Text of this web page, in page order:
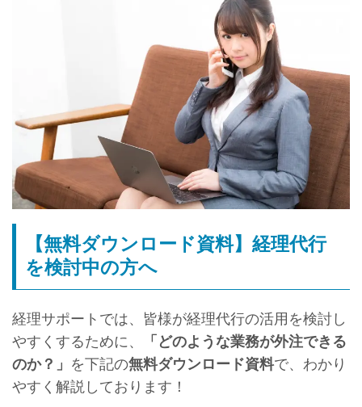
【無料ダウンロード資料】経理代行
を検討中の方へ
経理サポートでは、皆様が経理代行の活用を検討し
やすくするために、
「どのような業務が外注できる
のか？」 を下記の無料ダウンロード資料で、わかり
やすく解説しております！